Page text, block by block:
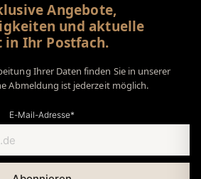
Angebote,
und aktuelle
Ihr Postfach.
Ihrer Daten finden Sie in unserer
Abmeldung ist jederzeit möglich.
E-Mail-Adresse*